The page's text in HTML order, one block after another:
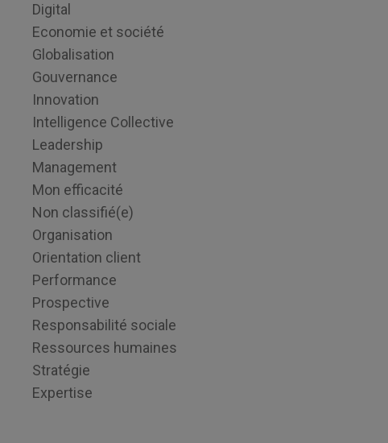
Digital
Economie et société
Globalisation
Gouvernance
Innovation
Intelligence Collective
Leadership
Management
Mon efficacité
Non classifié(e)
Organisation
Orientation client
Performance
Prospective
Responsabilité sociale
Ressources humaines
Stratégie
Expertise